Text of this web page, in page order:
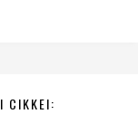
CIKKEI: